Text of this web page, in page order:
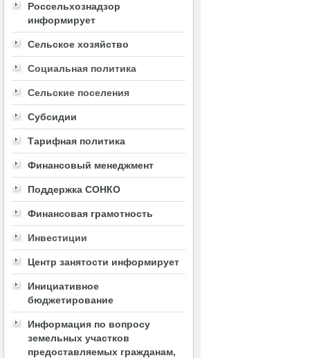
Россельхознадзор
информирует
Сельское хозяйство
Социальная политика
Сельские поселения
Субсидии
Тарифная политика
Финансовый менеджмент
Поддержка СОНКО
Финансовая грамотность
Инвестиции
Центр занятости информирует
Инициативное
бюджетирование
Информация по вопросу
земельных участков
предоставляемых гражданам,